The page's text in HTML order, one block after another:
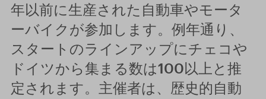
年以前に生産された自動車やモータ
ーバイクが参加します。例年通り、
スタートのラインアップにチェコや
ドイツから集まる数は100以上と推
定されます。主催者は、歴史的自動